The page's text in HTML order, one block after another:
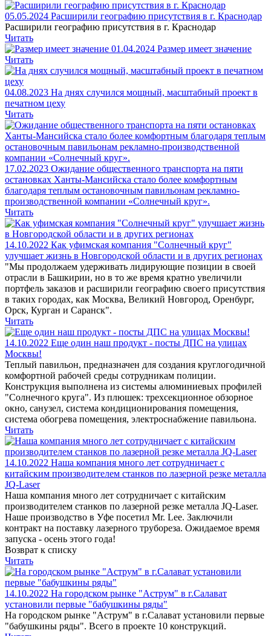
05.05.2024 Расширили географию присутствия в г. Краснодар
Расширили географию присутствия в г. Краснодар
Читать
01.04.2024 Размер имеет значение
Читать
04.08.2023 На днях случился мощный, масштабный проект в
печатном цеху
Читать
17.02.2023 Ожидание общественного транспорта на пяти
остановках Ханты-Мансийска стало более комфортным
благодаря теплым остановочным павильонам рекламно-
производственной компании «Солнечный круг».
Читать
14.10.2022 Как уфимская компания "Солнечный круг"
улучшает жизнь в Новгородской области и в других регионах
"Мы продолжаем удерживать лидирующие позиции в своей
отрасли в Башкирии, но в то же время кратно увеличили
портфель заказов и расширили географию своего присутствия
в таких городах, как Москва, Великий Новгород, Оренбург,
Орск, Курган и Саранск".
Читать
14.10.2022 Еще один наш продукт - посты ДПС на улицах
Москвы!
Теплый павильон, предназначен для создания круглогодичной
комфортной рабочей среды сотрудникам полиции.
Конструкция выполнена из системы алюминиевых профилей
"Солнечного круга". Из плюшек: трехсекционное обзорное
окно, санузел, система кондиционирования помещения,
система обогрева помещения, электроснабжение павильона.
Читать
14.10.2022 Наша компания много лет сотрудничает с
китайским производителем станков по лазерной резке металла
JQ-Laser
Наша компания много лет сотрудничает с китайским
производителем станков по лазерной резке металла JQ-Laser.
Наше производство в Уфе посетил Mr. Lee. Заключили
контракт на поставку лазерного трубореза. Ожидаемое время
запуска - осень этого года!
Возврат к списку
Читать
14.10.2022 На городском рынке "Аструм" в г.Салават
установили первые "бабушкины ряды"
На городском рынке "Аструм" в г.Салават установили первые
"бабушкины ряды". Всего в проекте 10 конструкций.